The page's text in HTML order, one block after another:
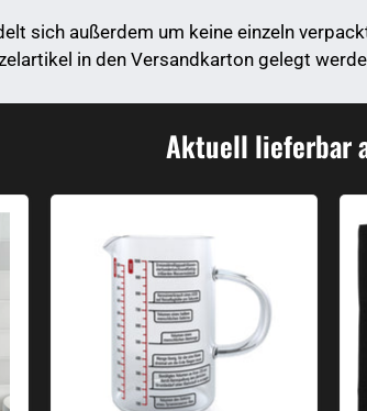
sich außerdem um keine einzeln
in den Versandkarton gelegt
Aktuell lieferbar
Wetenschappelijke maatbeker van